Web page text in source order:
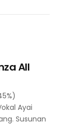
All
Ayai
Susunan